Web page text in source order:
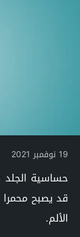
19 نوفمبر 2021
حساسية
قد يصبح محمرا
الألم.